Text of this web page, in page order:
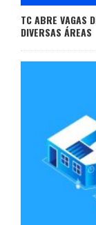
TC ABRE VAGAS
DIVERSAS ÁREAS